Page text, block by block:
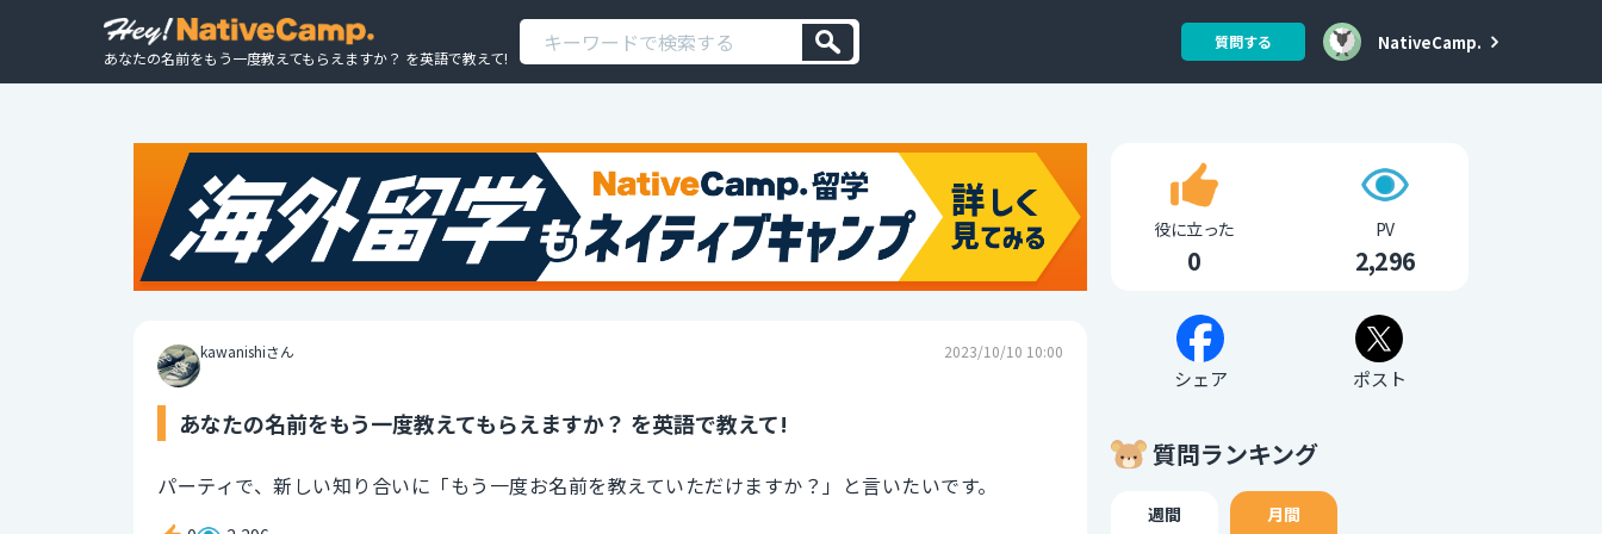
あなたの名前をもう一度教えてもらえますか？ を英語で教えて!
質問する NativeCamp.
kawanishiさん 2023/10/10 10:00
あなたの名前をもう一度教えてもらえますか？ を英語で教えて!
パーティで、新しい知り合いに「もう一度お名前を教えていただけますか？」と言いたいです。
役に立った
0
PV
2,296
シェア ポスト
質問ランキング
週間 月間